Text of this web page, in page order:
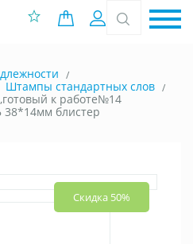
0 позиций
Вход
Штампы стандартных слов
к работе№14
блистер
Скидка 50%